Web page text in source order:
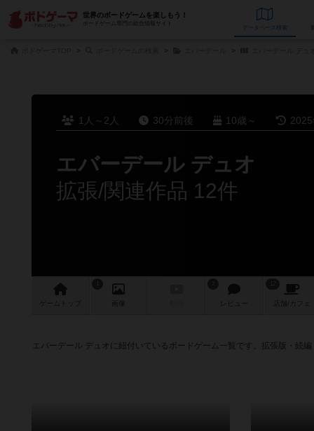
世界のボードゲームを楽しもう！
ボードゲーム専門の総合情報サイト
データベース
1人～2人 30分前後 10歳～ 2025
エバーデール デュオ
拡張/関連作品 12件
ゲーム 画像 レビュー 店舗/ カフェ
エバーデール デュオに紐付いているボードゲーム一覧です。拡張版・続